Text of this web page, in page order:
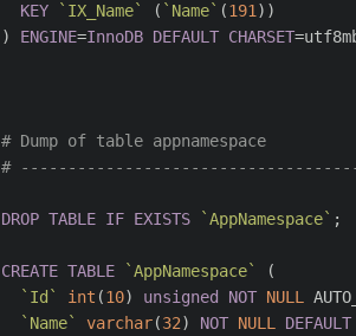
KEY
`IX_Name` ( `Name` (191 ))
) ENGINE=InnoDB DEFAULT CHARSET
# Dump of table appnamespace
#
DROP TABLE IF EXISTS `AppNamespace` ;
CREATE TABLE `AppNamespace`
(
`Id`
int (10) unsigned NOT NULL
`Name`
varchar(32) NOT NULL DEFAULT